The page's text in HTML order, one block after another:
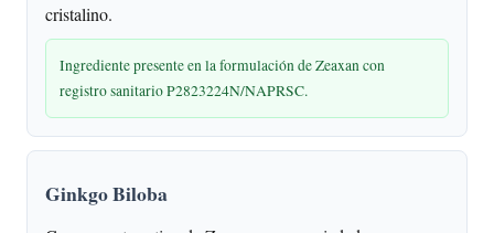
cristalino.
Ingrediente presente en la formulación de Zeaxan con
registro sanitario P2823224N/NAPRSC.
Ginkgo Biloba